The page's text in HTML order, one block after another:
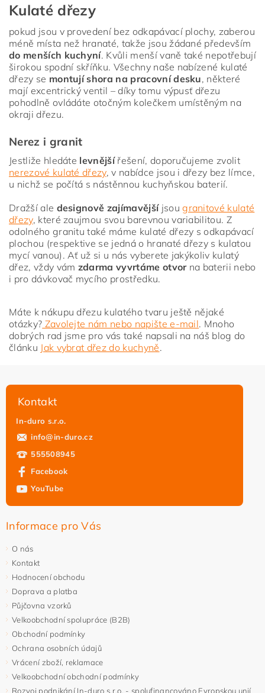
Kulaté dřezy
pokud jsou v provedení bez odkapávací plochy, zaberou
méně místa než hranaté, takže jsou žádané především
do menších kuchyní. Kvůli menší vaně také nepotřebují
širokou spodní skříňku. Všechny naše nabízené kulaté
dřezy se montují shora na pracovní desku, některé
mají excentrický ventil – díky tomu výpusť dřezu
pohodlně ovládáte otočným kolečkem umístěným na
okraji dřezu.
Nerez i granit
Jestliže hledáte levnějšířešení, doporučujeme zvolit
nerezové kulaté dřezy, v nabídce jsou i dřezy bez límce,
u nichž se počítá s nástěnnou kuchyňskou baterií.
Dražší ale designově zajímavějšíjsougranitové kulaté
dřezy, které zaujmou svou barevnou variabilitou. Z
odolného granitu také máme kulaté dřezy s odkapávací
plochou (respektive se jedná o hranaté dřezy s kulatou
mycí vanou). Ať už si u nás vyberete jakýkoliv kulatý
dřez, vždy vám zdarma vyvrtáme otvorna baterii nebo
i pro dávkovač mycího prostředku.
Máte k nákupu dřezu kulatého tvaru ještě nějaké
otázky? Zavolejte nám nebo napište e-mail. Mnoho
dobrých rad jsme pro vás také napsali na náš blog do
článku Jak vybrat dřez do kuchyně.
Kontakt
In-duro s.r.o.
info@in-duro.cz
555508945
Facebook
YouTube
Informace pro Vás
O nás
Kontakt
Hodnocení obchodu
Doprava a platba
Půjčovna vzorků
Velkoobchodní spolupráce (B2B)
Obchodní podmínky
Ochrana osobních údajů
Vrácení zboží, reklamace
Velkoobchodní obchodní podmínky
Rozvoj podnikání In-duro s.r.o. - spolufinancováno Evropskou unií